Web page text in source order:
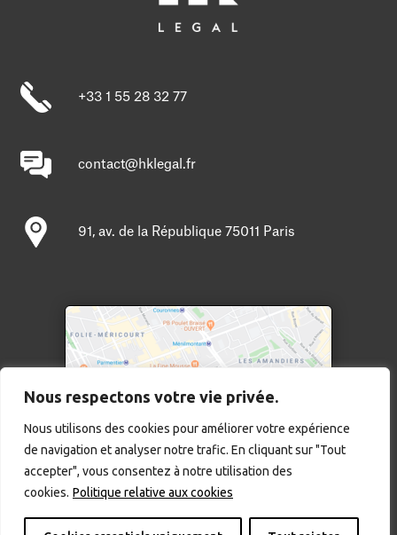
Nous respectons votre vie privée.
Nous utilisons des cookies pour améliorer votre expérience
de navigation et analyser notre trafic. En cliquant sur "Tout
accepter", vous consentez à notre utilisation des
cookies. Politique relative aux cookies
+33 1 55 28 32 77
contact@hklegal.fr
91, av. de la République 75011 Paris
Cliquer pour agrandir
Mentions légales
Copyright © 2025 – HK legal